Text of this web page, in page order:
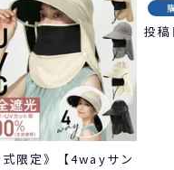
式限定》【4wayサン
投稿